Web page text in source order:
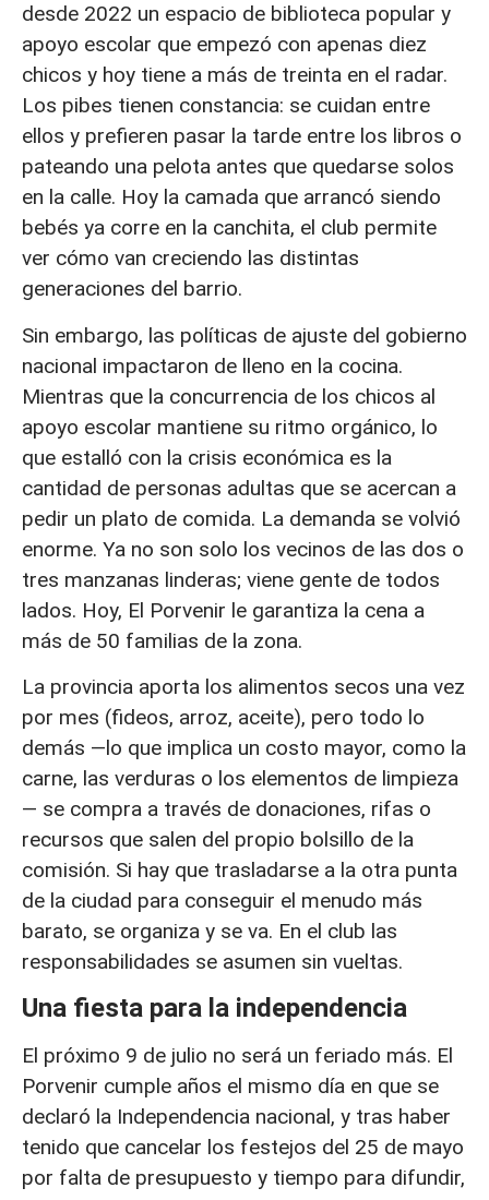
desde 2022 un espacio de biblioteca popular y
apoyo escolar que empezó con apenas diez
chicos y hoy tiene a más de treinta en el radar.
Los pibes tienen constancia: se cuidan entre
ellos y prefieren pasar la tarde entre los libros o
pateando una pelota antes que quedarse solos
en la calle. Hoy la camada que arrancó siendo
bebés ya corre en la canchita, el club permite
ver cómo van creciendo las distintas
generaciones del barrio.
Sin embargo, las políticas de ajuste del gobierno
nacional impactaron de lleno en la cocina.
Mientras que la concurrencia de los chicos al
apoyo escolar mantiene su ritmo orgánico, lo
que estalló con la crisis económica es la
cantidad de personas adultas que se acercan a
pedir un plato de comida. La demanda se volvió
enorme. Ya no son solo los vecinos de las dos o
tres manzanas linderas; viene gente de todos
lados. Hoy, El Porvenir le garantiza la cena a
más de 50 familias de la zona.
La provincia aporta los alimentos secos una vez
por mes (fideos, arroz, aceite), pero todo lo
demás —lo que implica un costo mayor, como la
carne, las verduras o los elementos de limpieza
— se compra a través de donaciones, rifas o
recursos que salen del propio bolsillo de la
comisión. Si hay que trasladarse a la otra punta
de la ciudad para conseguir el menudo más
barato, se organiza y se va. En el club las
responsabilidades se asumen sin vueltas.
Una fiesta para la independencia
El próximo 9 de julio no será un feriado más. El
Porvenir cumple años el mismo día en que se
declaró la Independencia nacional, y tras haber
tenido que cancelar los festejos del 25 de mayo
por falta de presupuesto y tiempo para difundir,